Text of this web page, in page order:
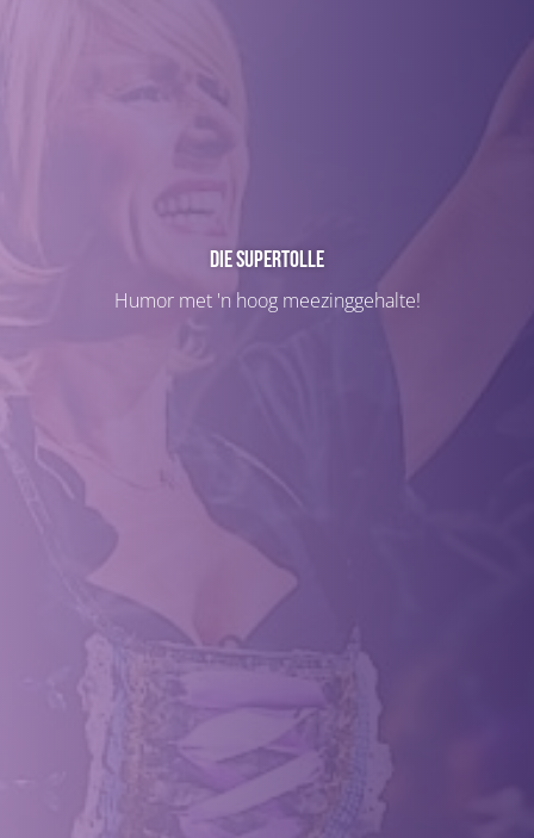
Die Supertolle
Humor met 'n hoog meezinggehalte!